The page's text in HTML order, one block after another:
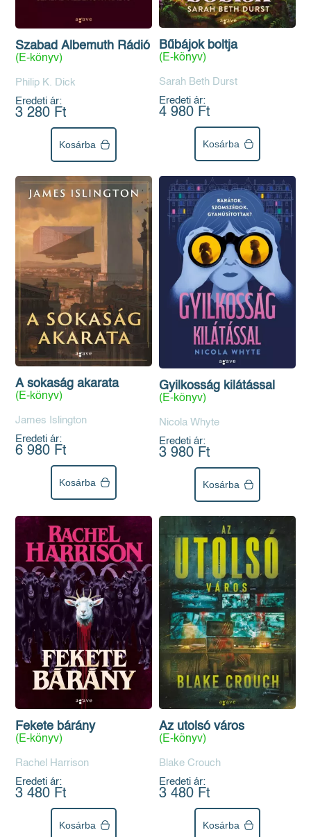
Szabad Albemuth Rádió
(E-könyv)
Philip K. Dick
Eredeti ár:
3 280 Ft
Kosárba
Bűbájok boltja
(E-könyv)
Sarah Beth Durst
Eredeti ár:
4 980 Ft
Kosárba
A sokaság akarata
(E-könyv)
James Islington
Eredeti ár:
6 980 Ft
Kosárba
Gyilkosság kilátással
(E-könyv)
Nicola Whyte
Eredeti ár:
3 980 Ft
Kosárba
Fekete bárány
(E-könyv)
Rachel Harrison
Eredeti ár:
3 480 Ft
Kosárba
Az utolsó város
(E-könyv)
Blake Crouch
Eredeti ár:
3 480 Ft
Kosárba